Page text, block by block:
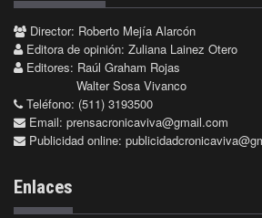
Director: Roberto Mejía Alarcón
Editora de opinión: Zuliana Lainez Otero
Editores: Raúl Graham Rojas
Walter Sosa Vivanco
Teléfono: (511) 3193500
Email: prensacronicaviva@gmail.com
Publicidad online:
Enlaces